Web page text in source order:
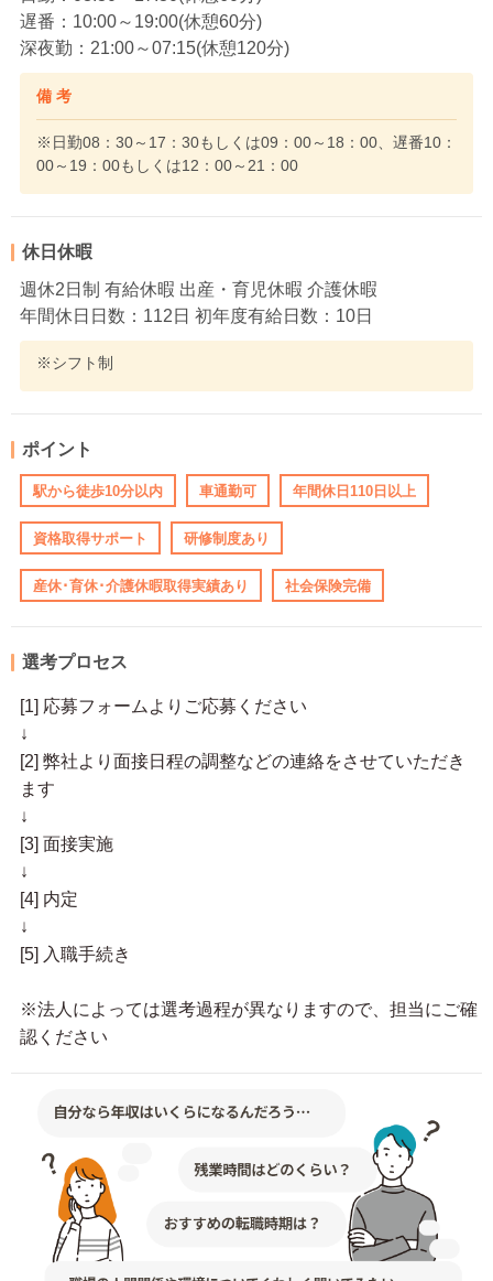
遅番：10:00～19:00(休憩60分)
深夜勤：21:00～07:15(休憩120分)
備 考
※日勤08：30～17：30もしくは09：00～18：00、遅番10：
00～19：00もしくは12：00～21：00
休日休暇
週休2日制 有給休暇 出産・育児休暇 介護休暇
年間休日日数：112日 初年度有給日数：10日
※シフト制
ポイント
駅から徒歩10分以内 車通勤可 年間休日110日以上
資格取得サポート 研修制度あり
産休･育休･介護休暇取得実績あり 社会保険完備
選考プロセス
[1] 応募フォームよりご応募ください
↓
[2] 弊社より面接日程の調整などの連絡をさせていただき
ます
↓
[3] 面接実施
↓
[4] 内定
↓
[5] 入職手続き
※法人によっては選考過程が異なりますので、担当にご確
認ください